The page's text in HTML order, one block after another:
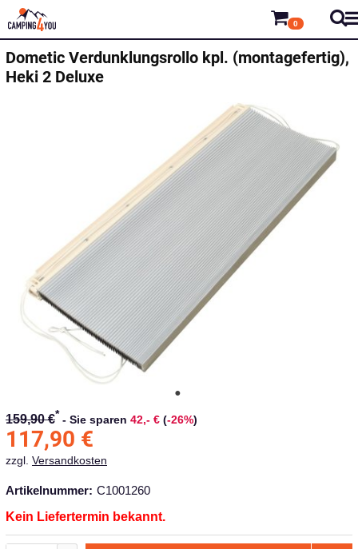
0
Dometic Verdunklungsrollo kpl. (montagefertig),
Heki 2 Deluxe
159,90 €* - Sie sparen 42,- € (-26%)
117,90 €
zzgl. Versandkosten
Artikelnummer: C1001260
Kein Liefertermin bekannt.